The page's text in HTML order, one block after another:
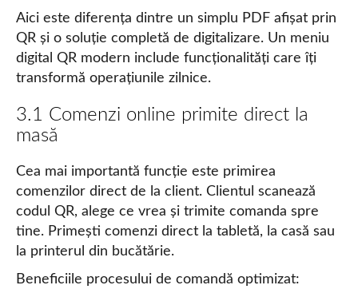
Aici este diferența dintre un simplu PDF afișat prin
QR și o soluție completă de digitalizare. Un meniu
digital QR modern include funcționalități care îți
transformă operațiunile zilnice.
3.1 Comenzi online primite direct la
masă
Cea mai importantă funcție este primirea
comenzilor direct de la client. Clientul scanează
codul QR, alege ce vrea și trimite comanda spre
tine. Primești comenzi direct la tabletă, la casă sau
la printerul din bucătărie.
Beneficiile procesului de comandă optimizat: